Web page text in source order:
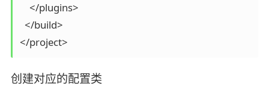
    </plugins>
  </build>
</project>
创建对应的配置类